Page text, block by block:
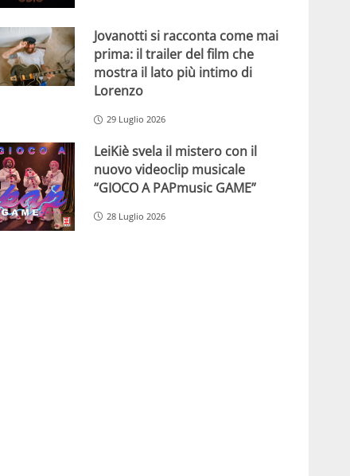
Jovanotti si racconta come mai
prima: il trailer del film che
mostra il lato più intimo di
Lorenzo
29 Luglio 2026
LeiKiè svela il mistero con il
nuovo videoclip musicale
“GIOCO A PAPmusic GAME”
28 Luglio 2026